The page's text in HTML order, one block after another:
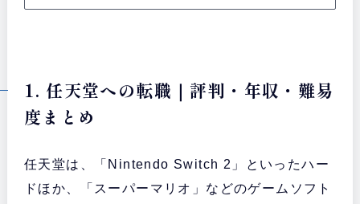
1. 任天堂への転職｜評判・年収・難易
度まとめ
任天堂は、「Nintendo Switch 2」といったハー
ドほか、「スーパーマリオ」などのゲームソフト